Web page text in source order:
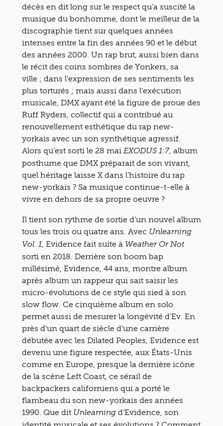
décès en dit long sur le respect qu’a suscité la
musique du bonhomme, dont le meilleur de la
discographie tient sur quelques années
intenses entre la fin des années 90 et le début
des années 2000. Un rap brut, aussi bien dans
le récit des coins sombres de Yonkers, sa
ville ; dans l’expression de ses sentiments les
plus torturés ; mais aussi dans l’exécution
musicale, DMX ayant été la figure de proue des
Ruff Ryders, collectif qui a contribué au
renouvellement esthétique du rap new-
yorkais avec un son synthétique agressif.
Alors qu’est sorti le 28 mai EXODUS 1:7, album
posthume que DMX préparait de son vivant,
quel héritage laisse X dans l’histoire du rap
new-yorkais ? Sa musique continue-t-elle à
vivre en dehors de sa propre oeuvre ?
Il tient son rythme de sortie d’un nouvel album
tous les trois ou quatre ans. Avec Unlearning
Vol. 1 , Evidence fait suite à Weather Or Not
sorti en 2018. Derrière son boom bap
millésimé, Evidence, 44 ans, montre album
après album un rappeur qui sait saisir les
micro-évolutions de ce style qui sied à son
slow flow. Ce cinquième album en solo
permet aussi de mesurer la longévité d’Ev. En
près d’un quart de siècle d’une carrière
débutée avec les Dilated Peoples, Evidence est
devenu une figure respectée, aux États-Unis
comme en Europe, presque la dernière icône
de la scène Left Coast, ce sérail de
backpackers californiens qui a porté le
flambeau du son new-yorkais des années
1990. Que dit Unlearning d’Evidence, son